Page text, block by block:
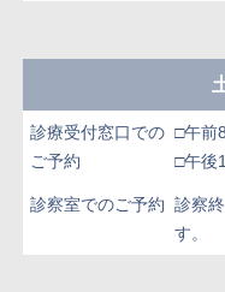
診療受付窓口での
ご予約
□午前
□午後
診察室でのご予約 診察
す。